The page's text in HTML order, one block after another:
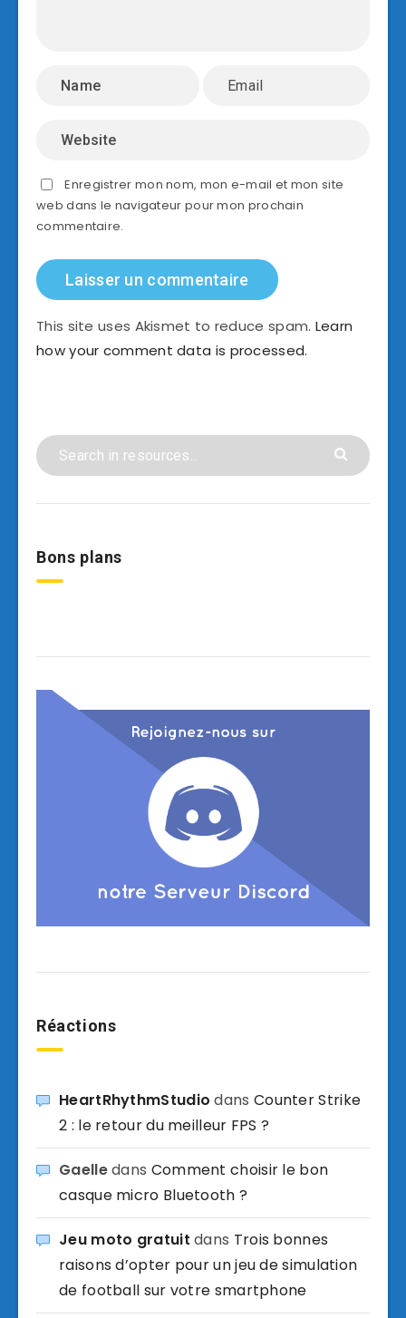
Enregistrer mon nom, mon e-mail et mon site
web dans le navigateur pour mon prochain
commentaire.
This site uses Akismet to reduce spam. Learn
how your comment data is processed.
Bons plans
Réactions
HeartRhythmStudio dans Counter Strike
2 : le retour du meilleur FPS ?
Gaelledans Comment choisir le bon
casque micro Bluetooth ?
Jeu moto gratuit dans Trois bonnes
raisons d’opter pour un jeu de simulation
de football sur votre smartphone